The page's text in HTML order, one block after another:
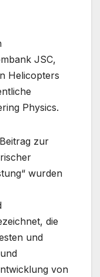
JSC,
Helicopters
Physics.
zur
wurden
die
und
von